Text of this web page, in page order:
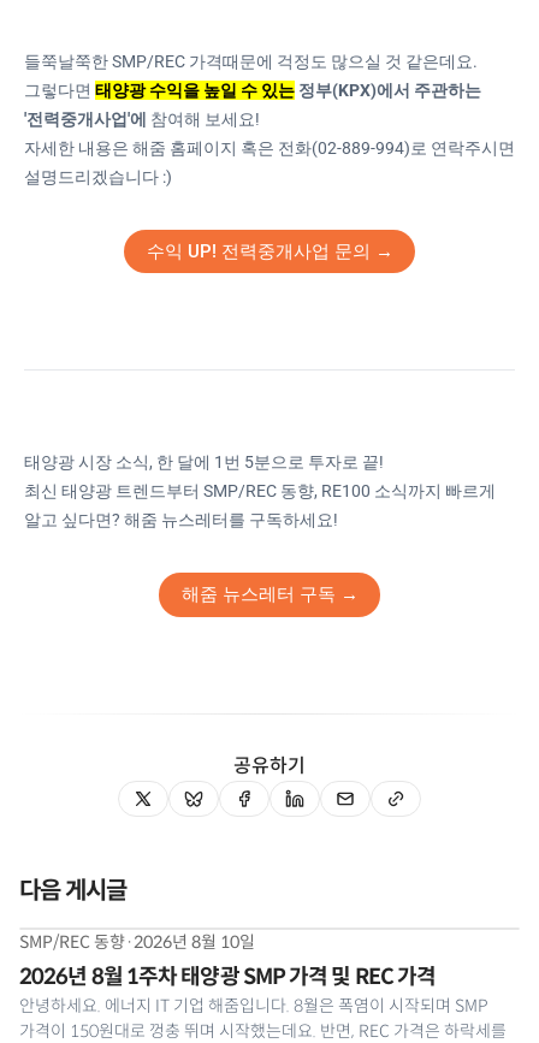
들쭉날쭉한 SMP/REC 가격때문에 걱정도 많으실 것 같은데요.
그렇다면 태양광 수익을 높일 수 있는 정부(KPX)에서 주관하는
'전력중개사업'에 참여해 보세요!
자세한 내용은 해줌 홈페이지 혹은 전화(02-889-994)로 연락주시면
설명드리겠습니다 :)
수익 UP! 전력중개사업 문의 →
태양광 시장 소식, 한 달에 1번 5분으로 투자로 끝!
최신 태양광 트렌드부터 SMP/REC 동향, RE100 소식까지 빠르게
알고 싶다면? 해줌 뉴스레터를 구독하세요!
해줌 뉴스레터 구독 →
공유하기
다음 게시글
SMP/REC 동향·2026년 8월 10일
2026년 8월 1주차 태양광 SMP 가격 및 REC 가격
안녕하세요. 에너지 IT 기업 해줌입니다. 8월은 폭염이 시작되며 SMP
가격이 150원대로 껑충 뛰며 시작했는데요. 반면, REC 가격은 하락세를